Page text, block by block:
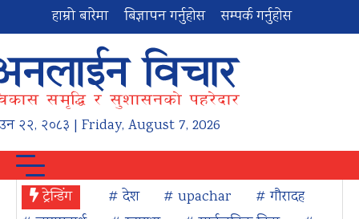
हाम्रो बारेमा बिज्ञापन गर्नुहोस सम्पर्क गर्नुहोस
२२, २०८३ | Friday, August 7, 2026
ट्रेन्डिंग # देश # upachar
# गौरादह